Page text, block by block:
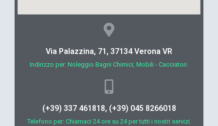
Via Palazzina, 71, 37134 Verona VR
Indirizzo per: Noleggio Bagni Chimici, Mobili - Cacciatori.
(+39) 337 461818, (+39) 045 8266018
Telefono per: Chiamaci 24 ore su 24 per tutti i nostri servizi.